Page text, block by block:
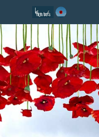
to
main
content